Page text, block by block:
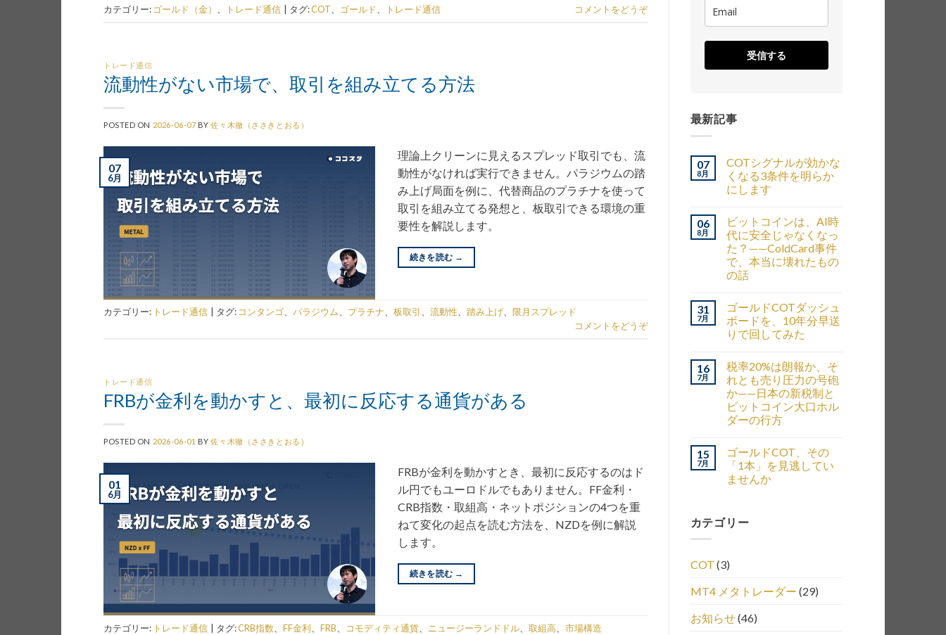
カテゴリー: ゴールド（金） トレード通信 タグ:COT ゴールド トレード通信 コメントをどうぞ
トレード通信
流動性がない市場で、取引を組み立てる方法
POSTED ON 2026-06-07 BY佐々木徹（ささきとおる）
07
6月
理論上クリーンに見えるスプレッド取引でも、流
動性がなければ実行できません。パラジウムの踏
み上げ局面を例に、代替商品のプラチナを使って
取引を組み立てる発想と、板取引できる環境の重
要性を解説します。
続きを読む →
カテゴリー: トレード通信 タグ: コンタンゴ パラジウム プラチナ 板取引 流動性 踏み上げ
限月スプレッド
コメントをどうぞ
トレード通信
FRBが金利を動かすと、最初に反応する通貨がある
POSTED ON 2026-06-01 BY佐々木徹（ささきとおる）
01
6月
FRBが金利を動かすとき、最初に反応するのはド
ル円でもユーロドルでもありません。FF金利・
CRB指数・取組高・ネットポジションの4つを重
ねて変化の起点を読む方法を、NZDを例に解説
します。
続きを読む →
カテゴリー: トレード通信 タグ:CRB指数 FF金利 FRB コモディティ通貨 ニュージーランドドル 取組高
市場構造
受信する
最新記事
07
8月
COTシグナルが効かな
くなる3条件を明らか
にします
06
8月
ビットコインは、AI時
代に安全じゃなくなっ
た？——ColdCard事件
で、本当に壊れたもの
の話
31
7月
ゴールドCOTダッシュ
ボードを、10年分早送
りで回してみた
16
7月
税率20%は朗報か、そ
れとも売り圧力の号砲
か——日本の新税制と
ビットコイン大口ホル
ダーの行方
15
7月
ゴールドCOT、その
「1本」を見逃してい
ませんか
カテゴリー
COT (3)
MT4 メタトレーダー (29)
お知らせ(46)